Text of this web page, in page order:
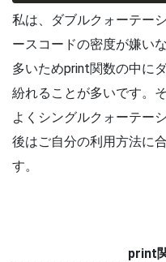
私は、ダブルクォーテー
ースコードの密度が嫌い
多いためprint関数の中に
紛れることが多いです。
よくシングルクォーテー
後はご自分の利用方法に
す。
print